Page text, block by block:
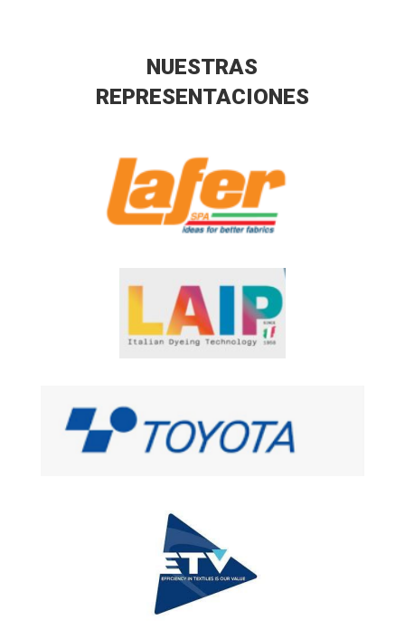
NUESTRAS
REPRESENTACIONES